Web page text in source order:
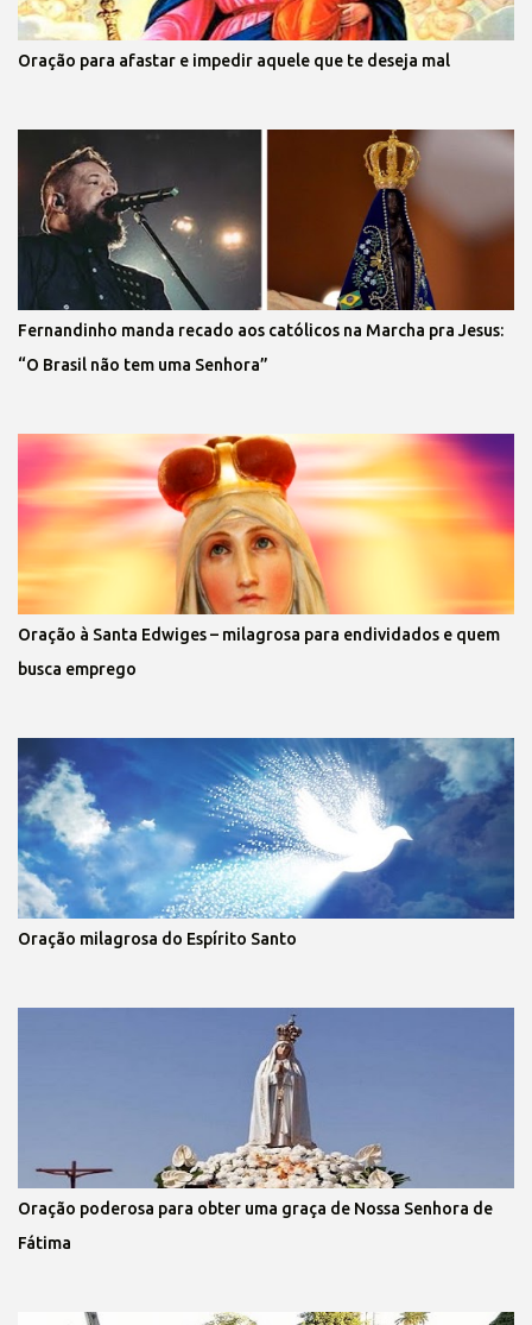
Oração para afastar e impedir aquele que te deseja mal
Fernandinho manda recado aos católicos na Marcha pra Jesus:
“O Brasil não tem uma Senhora”
Oração à Santa Edwiges – milagrosa para endividados e quem
busca emprego
Oração milagrosa do Espírito Santo
Oração poderosa para obter uma graça de Nossa Senhora de
Fátima